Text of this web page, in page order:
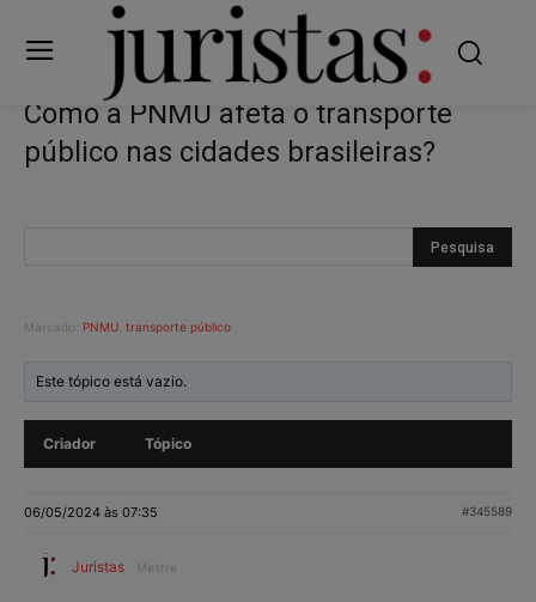
Como a PNMU afeta o transporte
público nas cidades brasileiras?
Marcado: PNMU transporte público
Este tópico está vazio.
Criador Tópico
06/05/2024 às 07:35 #345589
Juristas Mestre